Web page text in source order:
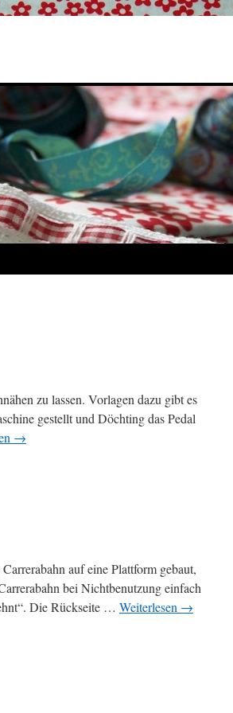
zu lassen. Vorlagen dazu gibt es
gestellt und Döchting das Pedal
→
auf eine Plattform gebaut,
bei Nichtbenutzung einfach
Die Rückseite … Weiterlesen →